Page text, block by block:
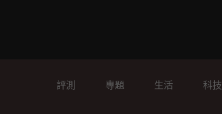
評測 專題 生活 科技